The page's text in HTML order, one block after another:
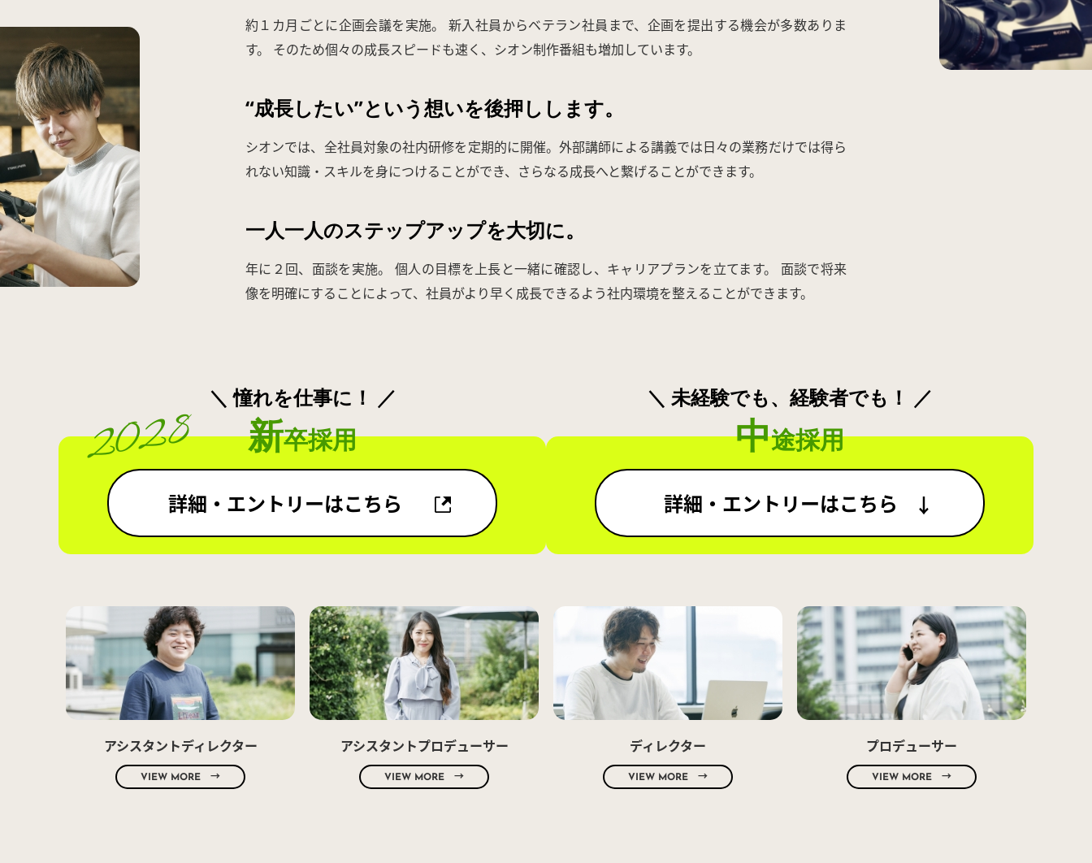
約１カ月ごとに企画会議を実施。 新入社員からベテラン社員まで、企画を提出する機会が多数ありま
す。 そのため個々の成長スピードも速く、シオン制作番組も増加しています。
“成長したい”という想いを後押しします。
シオンでは、全社員対象の社内研修を定期的に開催。外部講師による講義では日々の業務だけでは得ら
れない知識・スキルを身につけることができ、さらなる成長へと繋げることができます。
一人一人のステップアップを大切に。
年に２回、面談を実施。 個人の目標を上長と一緒に確認し、キャリアプランを立てます。 面談で将来
像を明確にすることによって、社員がより早く成長できるよう社内環境を整えることができます。
＼ 憧れを仕事に！ ／
2028 新卒採用
詳細・エントリーはこちら
＼ 未経験でも、経験者でも！ ／
中途採用
詳細・エントリーはこちら
アシスタントディレクター
VIEW MORE →
アシスタントプロデューサー
VIEW MORE →
ディレクター
VIEW MORE →
プロデューサー
VIEW MORE →